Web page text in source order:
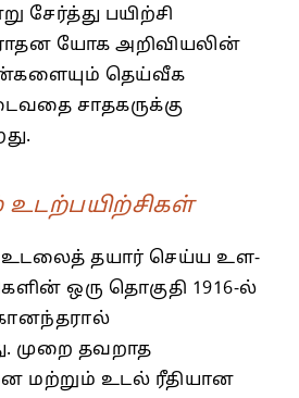
சேர்த்து பயிற்சி
யோக அறிவியலின்
தெய்வீக
சாதகருக்கு
உடற்பயிற்சிகள்
உடலைத் தயார் செய்ய உள-
ஒரு தொகுதி 1916-ல்
முறை தவறாத
மற்றும் உடல் ரீதியான